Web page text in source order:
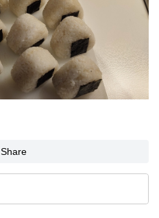
Share